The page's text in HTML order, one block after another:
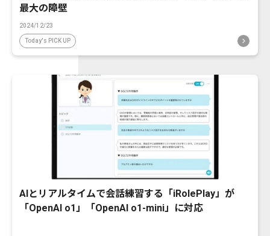
最大の障壁
2024/12/23
Today's PICK UP
AIとリアルタイムで会話練習する「iRolePlay」が
「OpenAI o1」「OpenAI o1-mini」に対応